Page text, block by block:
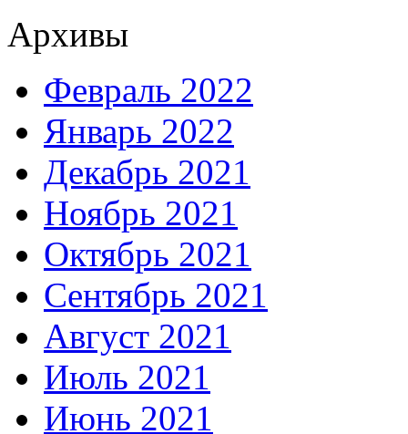
Архивы
Февраль 2022
Январь 2022
Декабрь 2021
Ноябрь 2021
Октябрь 2021
Сентябрь 2021
Август 2021
Июль 2021
Июнь 2021